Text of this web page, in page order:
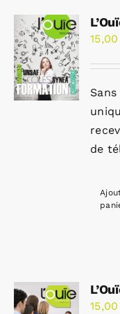
15,00
de
15,00